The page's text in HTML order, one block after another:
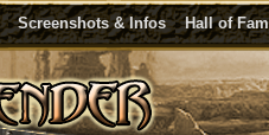
Screenshots & Infos Hall of